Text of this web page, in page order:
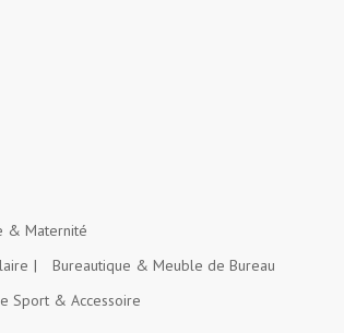
& Maternité
Bureautique & Meuble de Bureau
Sport & Accessoire